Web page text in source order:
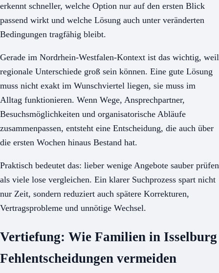
erkennt schneller, welche Option nur auf den ersten Blick
passend wirkt und welche Lösung auch unter veränderten
Bedingungen tragfähig bleibt.
Gerade im Nordrhein-Westfalen-Kontext ist das wichtig, weil
regionale Unterschiede groß sein können. Eine gute Lösung
muss nicht exakt im Wunschviertel liegen, sie muss im
Alltag funktionieren. Wenn Wege, Ansprechpartner,
Besuchsmöglichkeiten und organisatorische Abläufe
zusammenpassen, entsteht eine Entscheidung, die auch über
die ersten Wochen hinaus Bestand hat.
Praktisch bedeutet das: lieber wenige Angebote sauber prüfen
als viele lose vergleichen. Ein klarer Suchprozess spart nicht
nur Zeit, sondern reduziert auch spätere Korrekturen,
Vertragsprobleme und unnötige Wechsel.
Vertiefung: Wie Familien in Isselburg
Fehlentscheidungen vermeiden